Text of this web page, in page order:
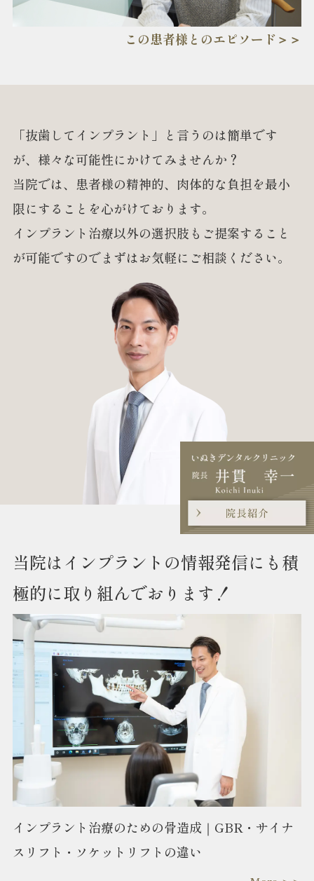
この患者様とのエピソード＞＞
「抜歯してインプラント」と言うのは簡単です
が、 様々な可能性にかけてみませんか？
当院では、患者様の精神的、肉体的な負担を最小
限にすることを心がけております。
インプラント治療以外の選択肢もご提案すること
が可能ですのでまずはお気軽にご相談ください。
当院はインプラントの情報発信にも積
極的に取り組んでおります！
インプラント治療のための骨造成｜GBR・サイナ
スリフト・ソケットリフトの違い